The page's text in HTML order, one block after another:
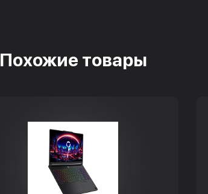
Похожие товары